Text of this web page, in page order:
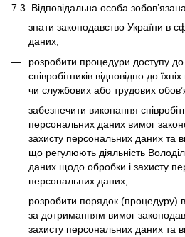
7.3. Відповідальна особа
знати законодавство України в
даних;
розробити процедури доступу
співробітників відповідно до
чи службових або трудових
забезпечити виконання
персональних даних вимог
захисту персональних даних та
що регулюють діяльність
даних щодо обробки і захисту
персональних даних;
розробити порядок (процедуру)
за дотриманням вимог
захисту персональних даних та